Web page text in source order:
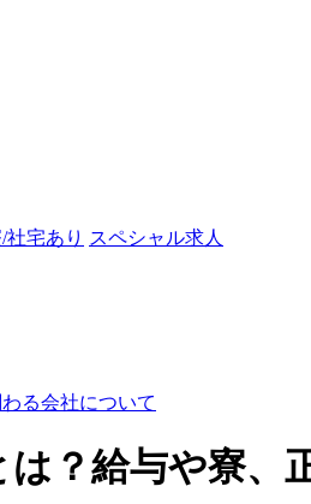
社宅あり スペシャル求人
る会社について
？給与や寮、